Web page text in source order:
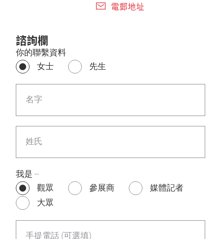
電郵地址
諮詢欄
你的聯繫資料
女士
先生
名字
姓氏
我是 ‧‧‧
觀眾
參展商
媒體記者
大眾
手提電話 (可選填)